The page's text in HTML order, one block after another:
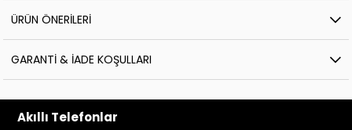
ÜRÜN ÖNERILERI
GARANTI & İADE KOŞULLARI
Akıllı Telefonlar